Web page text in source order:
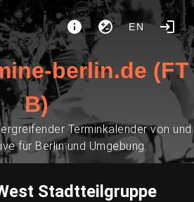
EN
berlin.de (FT
B)
Terminkalender von und
für Berlin und Umgebung.
Stadtteilgruppe